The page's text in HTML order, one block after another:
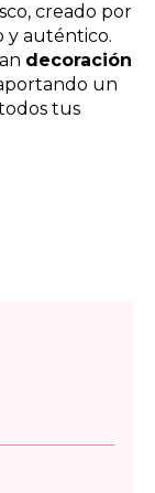
creado por
y auténtico.
decoración
un
tus